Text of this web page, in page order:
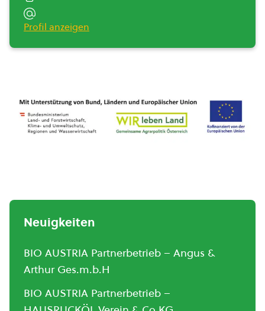
Profil anzeigen
Neuigkeiten
BIO AUSTRIA Partnerbetrieb – Angus &
Arthur Ges.m.b.H
BIO AUSTRIA Partnerbetrieb –